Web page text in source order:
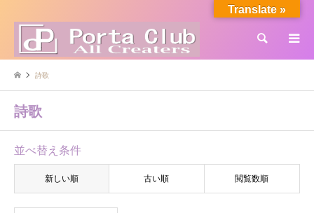
検索
詩歌
詩歌
並べ替え条件
新しい順 古い順 閲覧数順
Translate »